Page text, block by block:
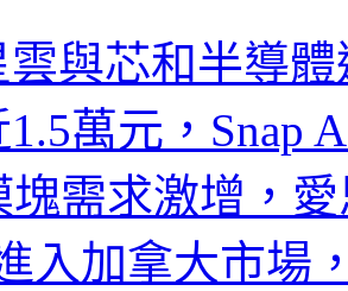
雲與芯和半導
萬元，Snap
需求激增，
入加拿大市場